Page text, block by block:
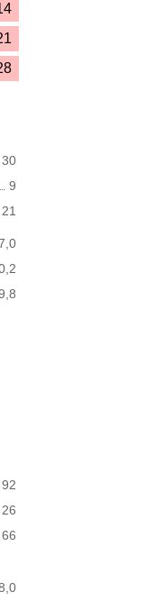
30
9
21
92
26
66